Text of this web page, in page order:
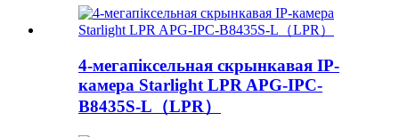
4-мегапіксельная скрынкавая IP-
камера Starlight LPR APG-IPC-
B8435S-L（LPR）